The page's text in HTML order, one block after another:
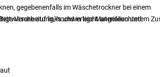
gegebenenfalls im Wäschetrockner bei einem
auf links und in leicht angefeuchtetem
Verarbeitung, hochwertige Materialien und